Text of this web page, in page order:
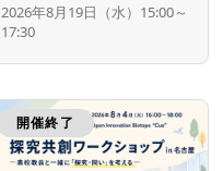
2026年8月19日（水）15:00～
17:30
開催終了